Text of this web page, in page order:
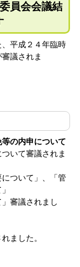
員会会議結
平成２４年臨時
議されま
の内申について
いて審議されま
ついて」、「管
審議されまし
ました。